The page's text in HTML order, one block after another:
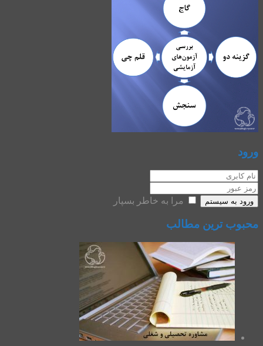
ورود
ورود به سیستم مرا به خاطر بسپار
محبوب ترین مطالب